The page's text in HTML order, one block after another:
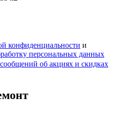
конфиденциальности и
персональных данных
об акциях и скидках